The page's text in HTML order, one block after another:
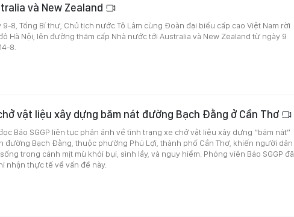
và New Zealand
9-8, Tổng Bí thư, Chủ tịch nước Tô Lâm cùng Đoàn đại biểu cấp cao Việt Nam rời
Hà Nội, lên đường thăm cấp Nhà nước tới Australia và New Zealand từ ngày 9
8.
vật liệu xây dựng băm nát đường Bạch Đằng ở Cần Thơ
Báo SGGP liên tục phản ánh về tình trạng xe chở vật liệu xây dựng “băm nát”
đường Bạch Đằng, thuộc phường Phú Lợi, thành phố Cần Thơ, khiến người dân
trong cảnh mịt mù khói bụi, sình lầy, và nguy hiểm. Phóng viên Báo SGGP đã
nhận thực tế về vấn đề này.